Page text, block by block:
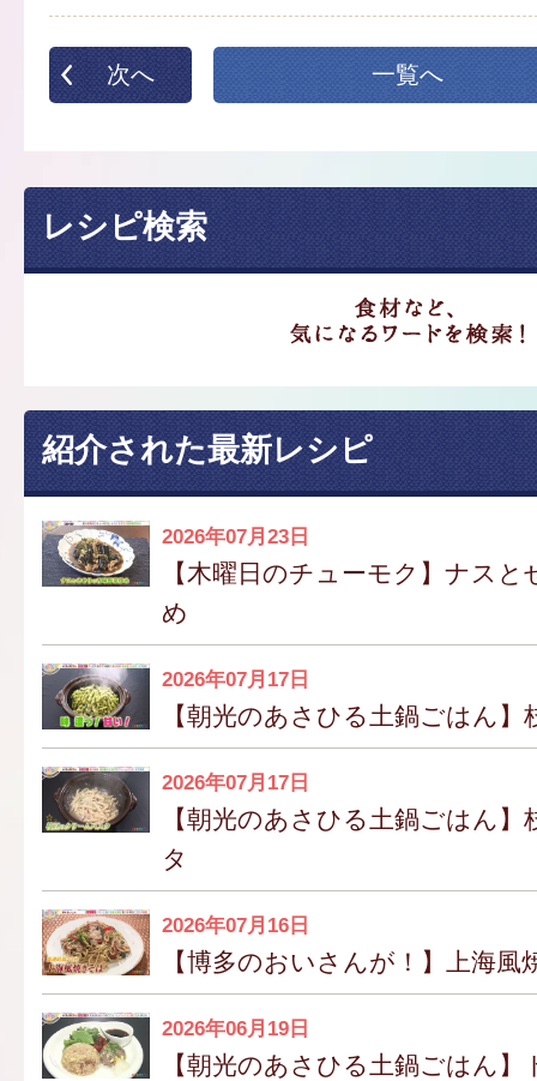
次へ 一覧へ
レシピ検索
紹介された最新レシピ
2026年07月23日
【木曜日のチューモク】ナス
め
2026年07月17日
【朝光のあさひる土鍋ごはん】
2026年07月17日
【朝光のあさひる土鍋ごはん
タ
2026年07月16日
【博多のおいさんが！】上海風
2026年06月19日
【朝光のあさひる土鍋ごはん